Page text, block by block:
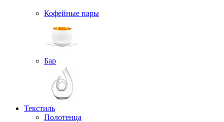
Кофейные пары
Бар
Текстиль
Полотенца